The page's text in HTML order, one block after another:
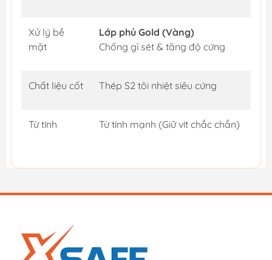
Xử lý bề
mặt
Lớp phủ Gold (Vàng)
Chống gỉ sét & tăng độ cứng
Chất liệu cốt Thép S2 tôi nhiệt siêu cứng
Từ tính Từ tính mạnh (Giữ vít chắc chắn)